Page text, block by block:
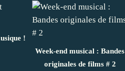
!
Week-end musical : Bandes
originales de films # 2